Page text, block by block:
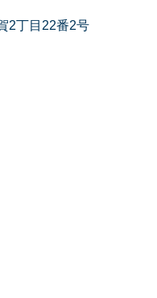
2丁目22番2号